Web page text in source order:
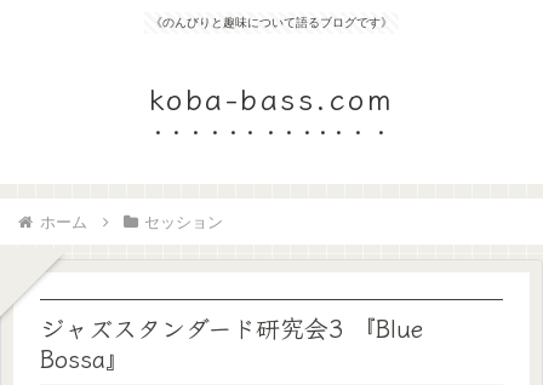
《のんびりと趣味について語るブログです》
koba-bass.com
ホーム セッション
ジャズスタンダード研究会3 『Blue
Bossa』